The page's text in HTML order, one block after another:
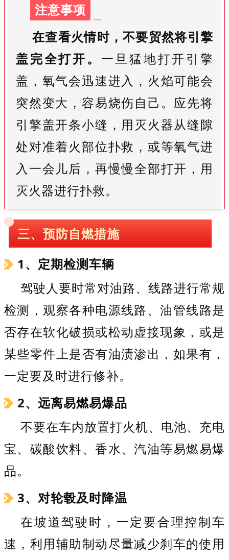
注意事项
在查看火情时，不要贸然将引擎
盖完全打开。 一旦猛地打开引擎
盖，氧气会迅速进入，火焰可能会
突然变大，容易烧伤自己。应先将
引擎盖开条小缝，用灭火器从缝隙
处对准着火部位扑救，或等氧气进
入一会儿后，再慢慢全部打开，用
灭火器进行扑救。
三、预防自燃措施
1、定期检测车辆
驾驶人要时常对油路、线路进行常规
检测，观察各种电源线路、油管线路是
否存在软化破损或松动虚接现象，或是
某些零件上是否有油渍渗出，如果有，
一定要及时进行修补。
2、远离易燃易爆品
不要在车内放置打火机、电池、充电
宝、碳酸饮料、香水、汽油等易燃易爆
品。
3、对轮毂及时降温
在坡道驾驶时，一定要合理控制车
速，利用辅助制动尽量减少刹车的使用